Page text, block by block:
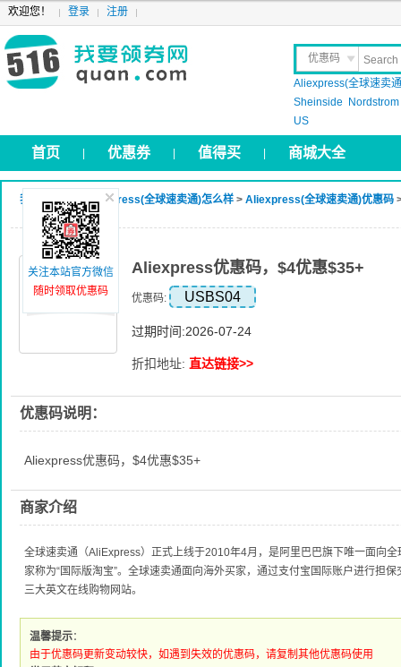
欢迎您！ 登录 注册
优惠码
晒 单
Aliexpress(全球速卖
Sheinside
US
首页 优惠券 值得买 商城大全
我要领券网 >Aliexpress(全球速卖通)怎么样 > Aliexpress(全球速卖通)优惠码
Aliexpress优惠码，$4优惠$35+
优惠码: USBS04
过期时间:2026-07-24
折扣地址: 直达链接>>
优惠码说明：
Aliexpress优惠码，$4优惠$35+
商家介绍
全球速卖通（AliExpress）正式上线于2010年4月，是阿里巴巴旗下唯一面向
家称为“国际版淘宝”。全球速卖通面向海外买家，通过支付宝国际账户进行担
三大英文在线购物网站。
温馨提示：
由于优惠码更新变动较快，如遇到失效的优惠码，请复制其他优惠码使用
关注本站官方微信
随时领取优惠码